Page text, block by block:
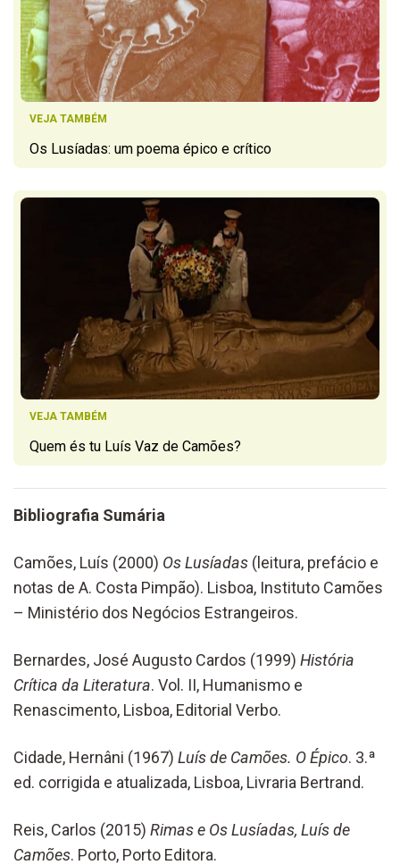
VEJA TAMBÉM
Os Lusíadas: um poema épico e crítico
VEJA TAMBÉM
Quem és tu Luís Vaz de Camões?
Bibliografia Sumária
Camões, Luís (2000) Os Lusíadas (leitura, prefácio e
notas de A. Costa Pimpão). Lisboa, Instituto Camões
– Ministério dos Negócios Estrangeiros.
Bernardes, José Augusto Cardos (1999) História
Crítica da Literatura. Vol. II, Humanismo e
Renascimento, Lisboa, Editorial Verbo.
Cidade, Hernâni (1967) Luís de Camões. O Épico. 3.ª
ed. corrigida e atualizada, Lisboa, Livraria Bertrand.
Reis, Carlos (2015) Rimas e Os Lusíadas, Luís de
Camões. Porto, Porto Editora.